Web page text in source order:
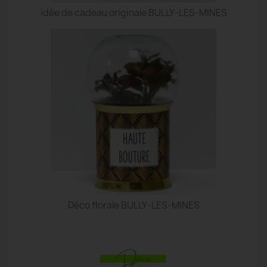
idée de cadeau originale BULLY-LES-MINES
Déco florale BULLY-LES-MINES